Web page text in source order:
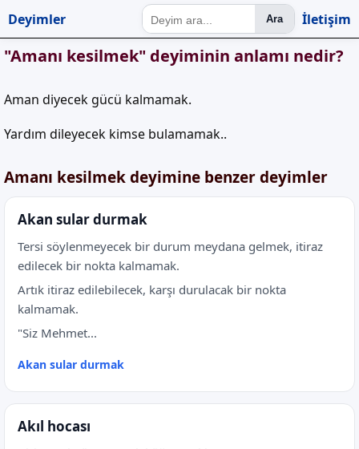
Deyimler Ara İletişim
"Amanı kesilmek" deyiminin anlamı nedir?
Aman diyecek gücü kalmamak.
Yardım dileyecek kimse bulamamak..
Amanı kesilmek deyimine benzer deyimler
Akan sular durmak
Tersi söylenmeyecek bir durum meydana gelmek, itiraz
edilecek bir nokta kalmamak.
Artık itiraz edilebilecek, karşı durulacak bir nokta
kalmamak.
"Siz Mehmet...
Akan sular durmak
Akıl hocası